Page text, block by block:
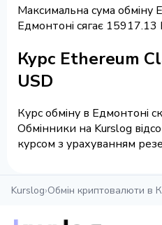
Максимальна сума обміну
Едмонтоні сягає 15917.13
Курс Ethereum
USD
Курс обміну в Едмонтоні
Обмінники на Kurslog
курсом з урахуванням
Kurslog›Обмін криптовалюти в